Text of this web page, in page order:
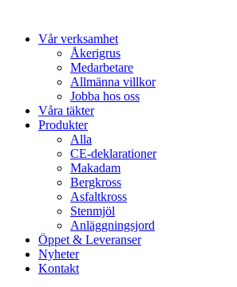
Close
Vår verksamhet
Åkerigrus
Medarbetare
Allmänna villkor
Jobba hos oss
Våra täkter
Produkter
Alla
CE-deklarationer
Makadam
Bergkross
Asfaltkross
Stenmjöl
Anläggningsjord
Öppet & Leveranser
Nyheter
Kontakt